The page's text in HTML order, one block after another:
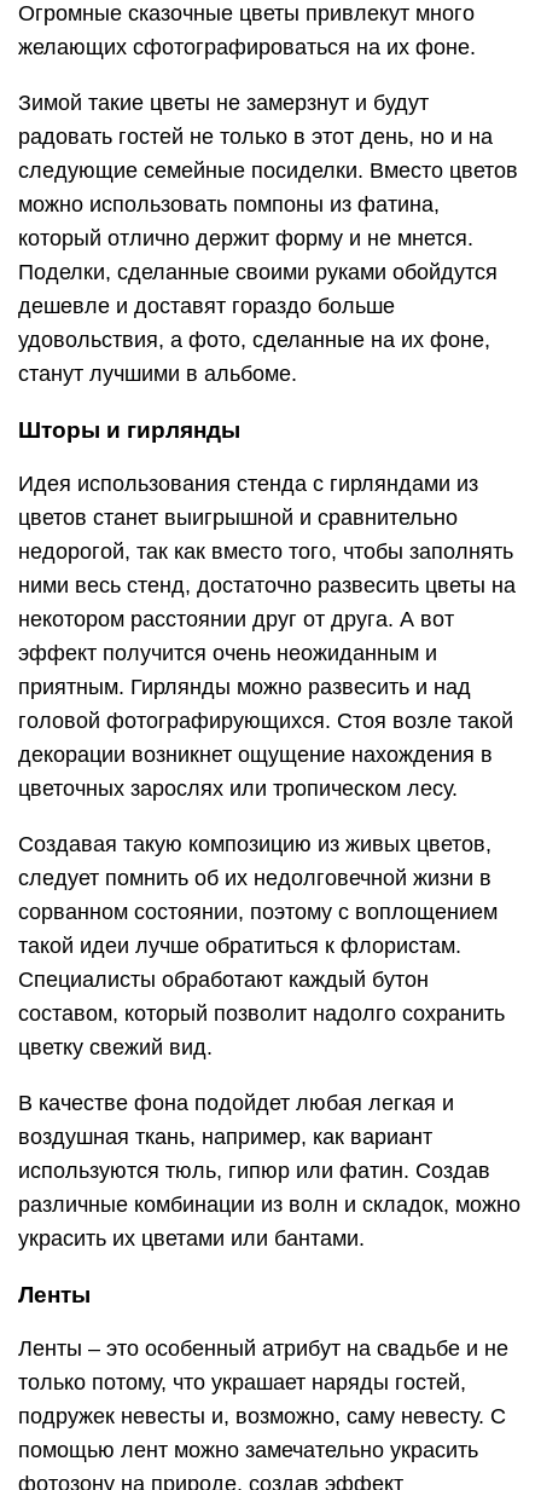
Огромные сказочные цветы привлекут много
желающих сфотографироваться на их фоне.
Зимой такие цветы не замерзнут и будут
радовать гостей не только в этот день, но и на
следующие семейные посиделки. Вместо цветов
можно использовать помпоны из фатина,
который отлично держит форму и не мнется.
Поделки, сделанные своими руками обойдутся
дешевле и доставят гораздо больше
удовольствия, а фото, сделанные на их фоне,
станут лучшими в альбоме.
Шторы и гирлянды
Идея использования стенда с гирляндами из
цветов станет выигрышной и сравнительно
недорогой, так как вместо того, чтобы заполнять
ними весь стенд, достаточно развесить цветы на
некотором расстоянии друг от друга. А вот
эффект получится очень неожиданным и
приятным. Гирлянды можно развесить и над
головой фотографирующихся. Стоя возле такой
декорации возникнет ощущение нахождения в
цветочных зарослях или тропическом лесу.
Создавая такую композицию из живых цветов,
следует помнить об их недолговечной жизни в
сорванном состоянии, поэтому с воплощением
такой идеи лучше обратиться к флористам.
Специалисты обработают каждый бутон
составом, который позволит надолго сохранить
цветку свежий вид.
В качестве фона подойдет любая легкая и
воздушная ткань, например, как вариант
используются тюль, гипюр или фатин. Создав
различные комбинации из волн и складок, можно
украсить их цветами или бантами.
Ленты
Ленты – это особенный атрибут на свадьбе и не
только потому, что украшает наряды гостей,
подружек невесты и, возможно, саму невесту. С
помощью лент можно замечательно украсить
фотозону на природе, создав эффект